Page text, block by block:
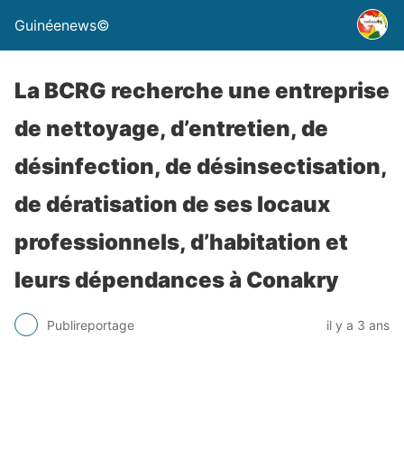
Guinéenews©
La BCRG recherche une entreprise
de nettoyage, d’entretien, de
désinfection, de désinsectisation,
de dératisation de ses locaux
professionnels, d’habitation et
leurs dépendances à Conakry
Publireportage il y a 3 ans